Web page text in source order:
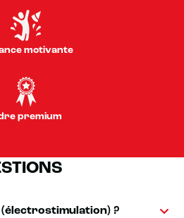
motivante
premium
(électrostimulation) ?